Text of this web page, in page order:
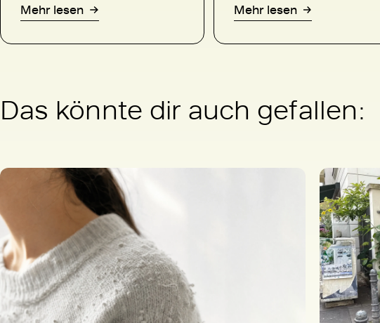
Mehr lesen Mehr lesen
Das könnte dir auch gefallen: